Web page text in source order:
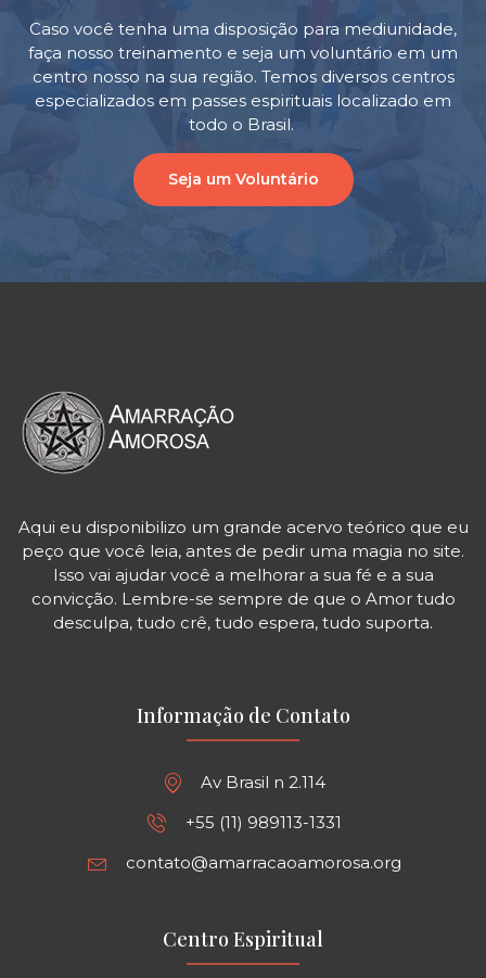
Caso você tenha uma disposição para mediunidade,
faça nosso treinamento e seja um voluntário em um
centro nosso na sua região. Temos diversos centros
especializados em passes espirituais localizado em
todo o Brasil.
Seja um Voluntário
Aqui eu disponibilizo um grande acervo teórico que eu
peço que você leia, antes de pedir uma magia no site.
Isso vai ajudar você a melhorar a sua fé e a sua
convicção. Lembre-se sempre de que o Amor tudo
desculpa, tudo crê, tudo espera, tudo suporta.
Informação de Contato
Av Brasil n 2.114
+55 (11) 989113-1331
contato@amarracaoamorosa.org
Centro Espiritual